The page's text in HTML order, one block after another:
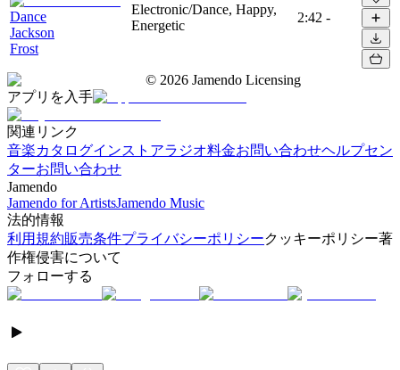
Dance
Jackson
Frost
Electronic/Dance, Happy,
Energetic
2:42 -
© 2026 Jamendo Licensing
アプリを入手
関連リンク
音楽カタログインストアラジオ料金お問い合わせヘルプセン
ターお問い合わせ
Jamendo
Jamendo for ArtistsJamendo Music
法的情報
利用規約販売条件プライバシーポリシークッキーポリシー著
作権侵害について
フォローする